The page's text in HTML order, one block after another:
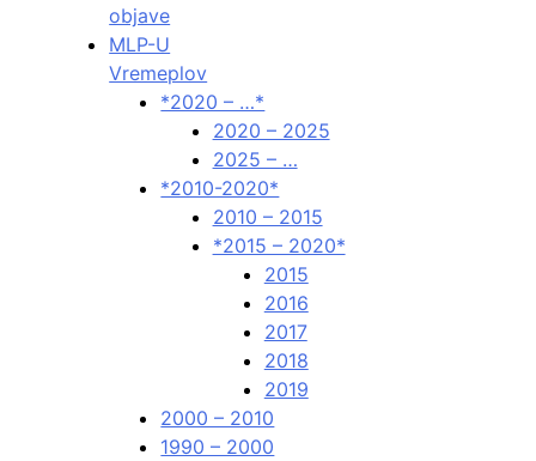
objave
MLP-U
Vremeplov
*2020 – …*
2020 – 2025
2025 – …
*2010-2020*
2010 – 2015
*2015 – 2020*
2015
2016
2017
2018
2019
2000 – 2010
1990 – 2000